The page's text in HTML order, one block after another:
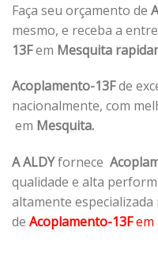
Faça seu orçamento de
mesmo, e receba a
13Fem Mesquita
Acoplamento-13Fde
nacionalmente, com
em Mesquita.
A ALDYfornece
qualidade e alta
altamente
de Acoplamento-13Fem